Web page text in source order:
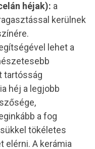
héjak): a
kerülnek
lehet a
tartósság
héj a legjobb
a fog
tökéletes
elérni. A kerámia